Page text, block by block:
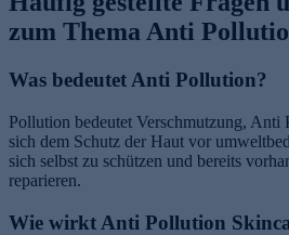
zum Thema Anti
Was bedeutet Anti Pollution?
Pollution bedeutet Verschmutzung,
sich dem Schutz der Haut vor
sich selbst zu schützen und bereits
reparieren.
Wie wirkt Anti Pollution